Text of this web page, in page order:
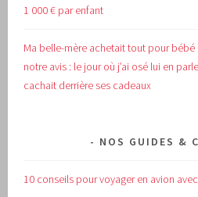
1 000 € par enfant
Ma belle-mère achetait tout pour
notre avis : le jour où j’ai osé lui en
cachait derrière ses cadeaux
NOS GUIDES &
10 conseils pour voyager en avion